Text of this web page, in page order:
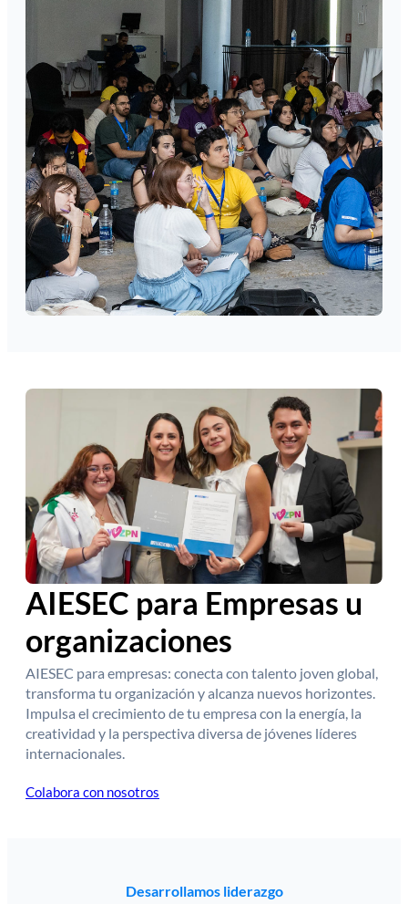
AIESEC para Empresas u
organizaciones
AIESEC para empresas: conecta con talento joven global,
transforma tu organización y alcanza nuevos horizontes.
Impulsa el crecimiento de tu empresa con la energía, la
creatividad y la perspectiva diversa de jóvenes líderes
internacionales.
Colabora con nosotros
Desarrollamos liderazgo